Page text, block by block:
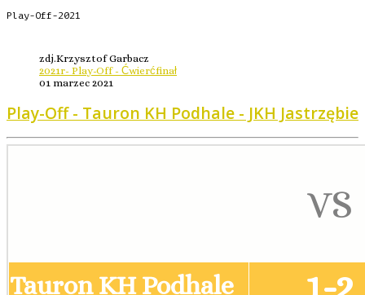
Play-Off-2021
zdj.Krzysztof Garbacz
2021r- Play-Off - Ćwierćfinał
01 marzec 2021
Play-Off - Tauron KH Podhale - JKH Jastrzębie
VS
Tauron KH Podhale 1-2